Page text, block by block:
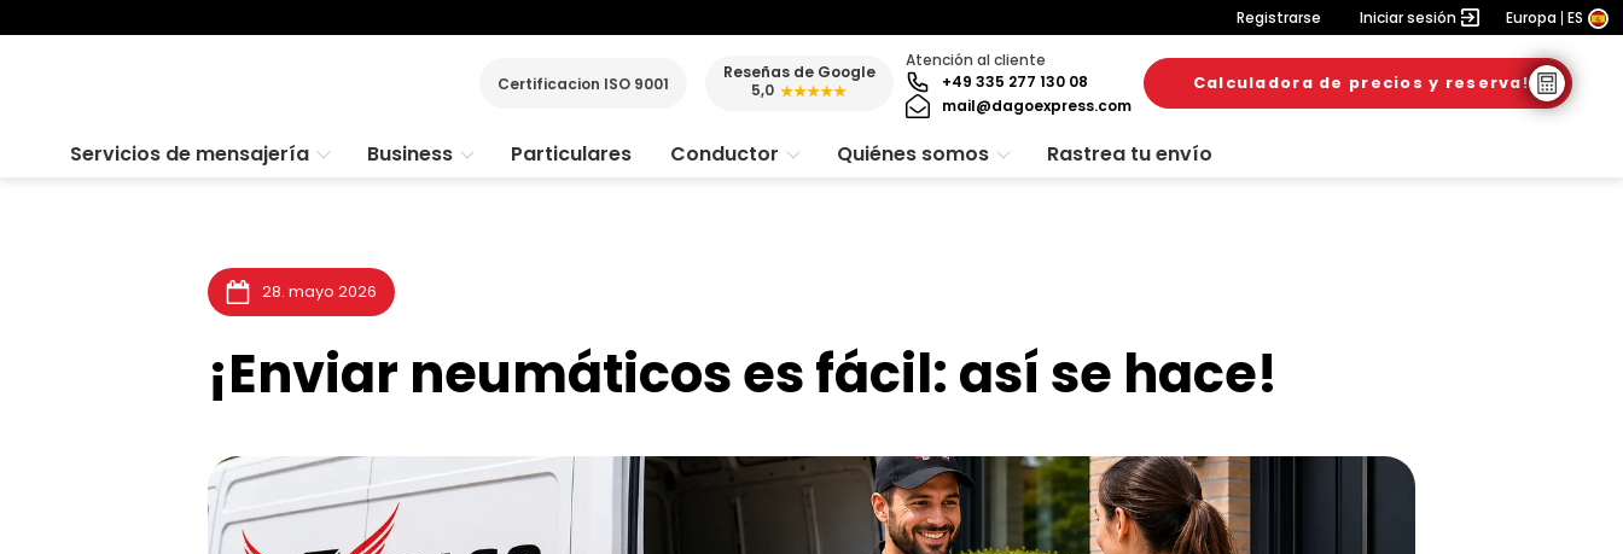
Registrarse Iniciar sesión Europa ES
Certificacion ISO 9001
Reseñas de Google
5,0 ★★★★★
Atención al cliente
+49 335 277 130 08
mail@dagoexpress.com
Calculadora de precios y reserva!
Servicios de mensajería Business Particulares Conductor Quiénes somos Rastrea tu envío
28. mayo 2026
¡Enviar neumáticos es fácil: así se hace!
6. agosto 2026
20. julio 2026
6. julio 2026